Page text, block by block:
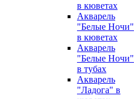
в кюветах
Акварель
"Белые Ночи"
в кюветах
Акварель
"Белые Ночи"
в тубах
Акварель
"Ладога" в